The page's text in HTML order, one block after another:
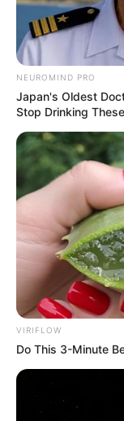
10 Desain
Tidur, Serasa
Kamar Raja
Tampil Lebih
Hasil
90 Tahun
NEUROMIND PRO
Japan's Oldest
Stop Drinking
VIRIFLOW
Do This 3-Minute